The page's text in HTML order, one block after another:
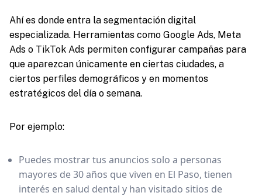
Ahí es donde entra la segmentación digital
especializada. Herramientas como Google Ads, Meta
Ads o TikTok Ads permiten configurar campañas para
que aparezcan únicamente en ciertas ciudades, a
ciertos perfiles demográficos y en momentos
estratégicos del día o semana.
Por ejemplo:
Puedes mostrar tus anuncios solo a personas
mayores de 30 años que viven en El Paso, tienen
interés en salud dental y han visitado sitios de